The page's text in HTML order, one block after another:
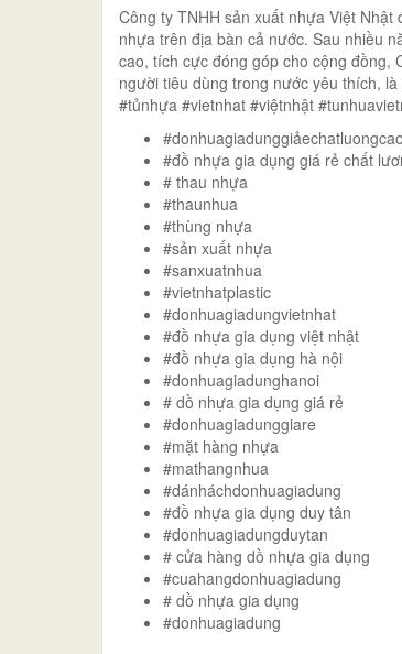
Công ty TNHH sản xuất nhựa Việt
nhựa trên địa bàn cả nước. Sau nhiều
cao, tích cực đóng góp cho cộng đồng,
người tiêu dùng trong nước yêu thích,
#tủnhựa #vietnhat #việtnhật
#donhuagiadunggiảechatluongcao
#đồ nhựa gia dụng giá rẻ chất
# thau nhựa
#thaunhua
#thùng nhựa
#sản xuất nhựa
#sanxuatnhua
#vietnhatplastic
#donhuagiadungvietnhat
#đồ nhựa gia dụng việt nhật
#đồ nhựa gia dụng hà nội
#donhuagiadunghanoi
# dồ nhựa gia dụng giá rẻ
#donhuagiadunggiare
#mặt hàng nhựa
#mathangnhua
#dánháchdonhuagiadung
#đồ nhựa gia dụng duy tân
#donhuagiadungduytan
# cửa hàng dồ nhựa gia dụng
#cuahangdonhuagiadung
# dồ nhựa gia dụng
#donhuagiadung